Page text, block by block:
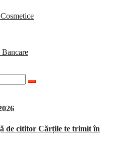
de cititor Cărțile te trimit în